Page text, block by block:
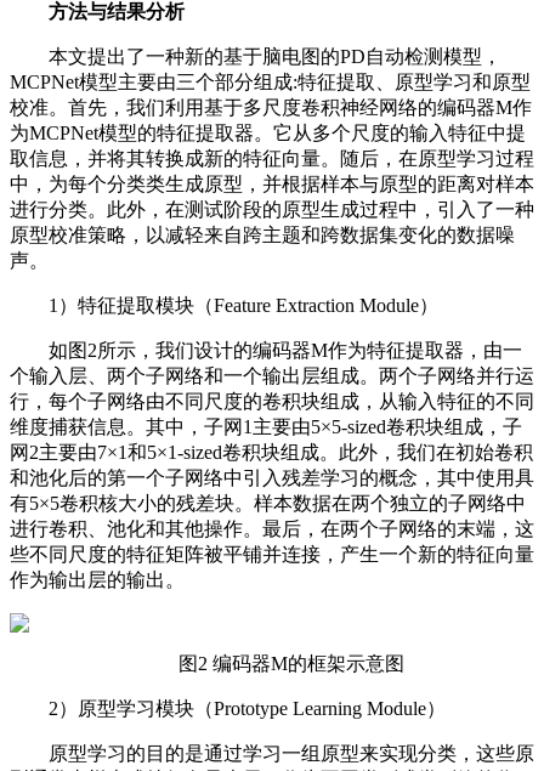
方法与结果分析
本文提出了一种新的基于脑电图的PD自动检测模型，
MCPNet模型主要由三个部分组成:特征提取、原型学习和原型
校准。首先，我们利用基于多尺度卷积神经网络的编码器M作
为MCPNet模型的特征提取器。它从多个尺度的输入特征中提
取信息，并将其转换成新的特征向量。随后，在原型学习过程
中，为每个分类类生成原型，并根据样本与原型的距离对样本
进行分类。此外，在测试阶段的原型生成过程中，引入了一种
原型校准策略，以减轻来自跨主题和跨数据集变化的数据噪
声。
1）特征提取模块（Feature Extraction Module）
如图2所示，我们设计的编码器M作为特征提取器，由一
个输入层、两个子网络和一个输出层组成。两个子网络并行运
行，每个子网络由不同尺度的卷积块组成，从输入特征的不同
维度捕获信息。其中，子网1主要由5×5-sized卷积块组成，子
网2主要由7×1和5×1-sized卷积块组成。此外，我们在初始卷积
和池化后的第一个子网络中引入残差学习的概念，其中使用具
有5×5卷积核大小的残差块。样本数据在两个独立的子网络中
进行卷积、池化和其他操作。最后，在两个子网络的末端，这
些不同尺度的特征矩阵被平铺并连接，产生一个新的特征向量
作为输出层的输出。
图2 编码器M的框架示意图
2）原型学习模块（Prototype Learning Module）
原型学习的目的是通过学习一组原型来实现分类，这些原